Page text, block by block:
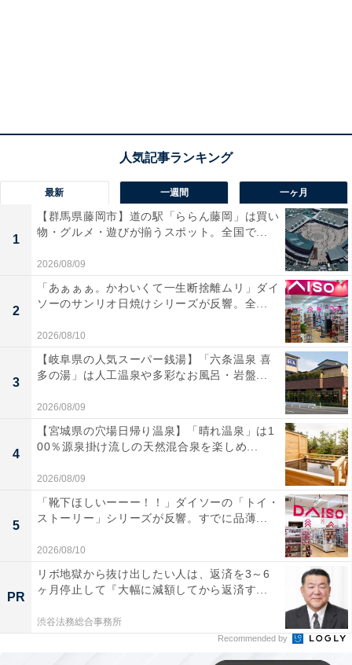
最新 一週間 一ヶ月
1
【群馬県藤岡市】道の駅「ららん藤岡」は買い
物・グルメ・遊びが揃うスポット。全国で...
2026/08/09
2
「あぁぁぁ。かわいくて一生断捨離ムリ」ダイ
ソーのサンリオ日焼けシリーズが反響。全...
2026/08/10
3
【岐阜県の人気スーパー銭湯】「六条温泉 喜
多の湯」は人工温泉や多彩なお風呂・岩盤...
2026/08/09
4
【宮城県の穴場日帰り温泉】「晴れ温泉」は1
00％源泉掛け流しの天然混合泉を楽しめ...
2026/08/09
5
「靴下ほしいーーー！！」ダイソーの「トイ・
ストーリー」シリーズが反響。すでに品薄...
2026/08/10
PR
リボ地獄から抜け出したい人は、返済を3～6
ヶ月停止して『大幅に減額してから返済す...
渋谷法務総合事務所
Recommended by